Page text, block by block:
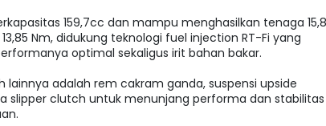
159,7cc dan mampu menghasilkan tenaga 15,8
Nm, didukung teknologi fuel injection RT-Fi yang
optimal sekaligus irit bahan bakar.
lainnya adalah rem cakram ganda, suspensi upside
slipper clutch untuk menunjang performa dan stabilitas